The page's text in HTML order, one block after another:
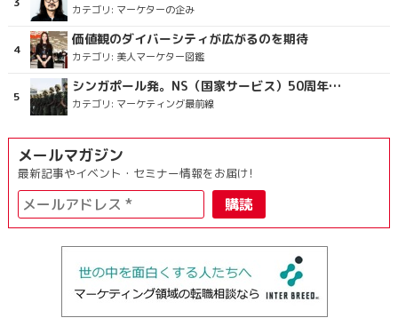
カテゴリ: マーケターの企み
価値観のダイバーシティが広がるのを期待
カテゴリ: 美人マーケター図鑑
シンガポール発。NS（国家サービス）50周年を祝うラッピングバス＆マクドナルドの限定新商品
カテゴリ: マーケティング最前線
メールマガジン
最新記事やイベント・セミナー情報をお届け!